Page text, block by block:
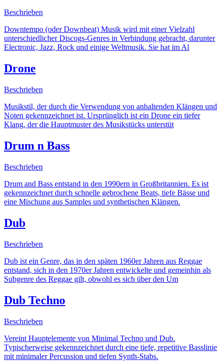
Beschrieben
Downtempo (oder Downbeat) Musik wird mit einer Vielzahl
unterschiedlicher Discogs-Genres in Verbindung gebracht, darunter
Electronic, Jazz, Rock und einige Weltmusik. Sie hat im Al
Drone
Beschrieben
Musikstil, der durch die Verwendung von anhaltenden Klängen und
Noten gekennzeichnet ist. Ursprünglich ist ein Drone ein tiefer
Klang, der die Hauptmuster des Musikstücks unterstüt
Drum n Bass
Beschrieben
Drum and Bass entstand in den 1990ern in Großbritannien. Es ist
gekennzeichnet durch schnelle gebrochene Beats, tiefe Bässe und
eine Mischung aus Samples und synthetischen Klängen.
Dub
Beschrieben
Dub ist ein Genre, das in den späten 1960er Jahren aus Reggae
entstand, sich in den 1970er Jahren entwickelte und gemeinhin als
Subgenre des Reggae gilt, obwohl es sich über den Um
Dub Techno
Beschrieben
Vereint Hauptelemente von Minimal Techno und Dub.
Typischerweise gekennzeichnet durch eine tiefe, repetitive Basslinie
mit minimaler Percussion und tiefen Synth-Stabs.